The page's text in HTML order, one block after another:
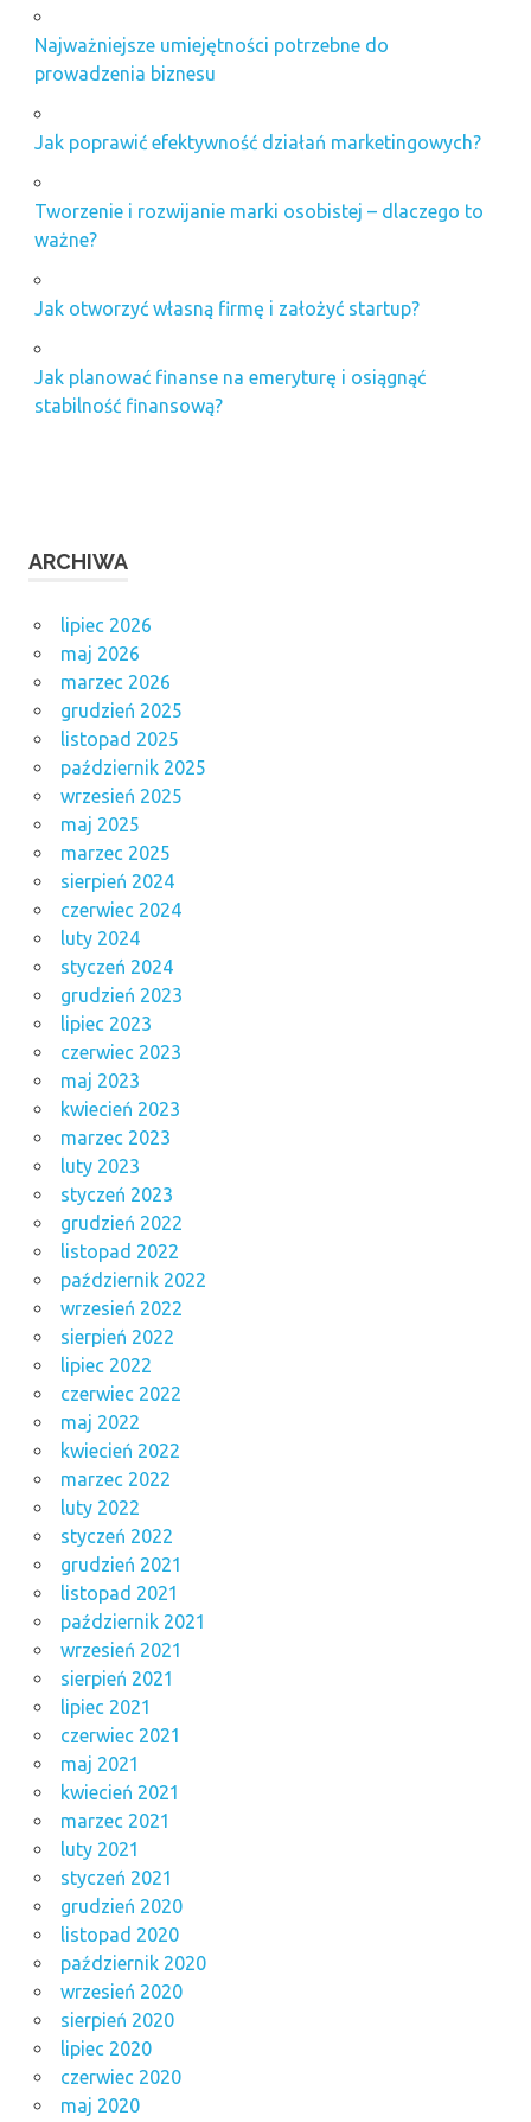
Najważniejsze umiejętności potrzebne do
prowadzenia biznesu
Jak poprawić efektywność działań marketingowych?
Tworzenie i rozwijanie marki osobistej – dlaczego to
ważne?
Jak otworzyć własną firmę i założyć startup?
Jak planować finanse na emeryturę i osiągnąć
stabilność finansową?
ARCHIWA
lipiec 2026
maj 2026
marzec 2026
grudzień 2025
listopad 2025
październik 2025
wrzesień 2025
maj 2025
marzec 2025
sierpień 2024
czerwiec 2024
luty 2024
styczeń 2024
grudzień 2023
lipiec 2023
czerwiec 2023
maj 2023
kwiecień 2023
marzec 2023
luty 2023
styczeń 2023
grudzień 2022
listopad 2022
październik 2022
wrzesień 2022
sierpień 2022
lipiec 2022
czerwiec 2022
maj 2022
kwiecień 2022
marzec 2022
luty 2022
styczeń 2022
grudzień 2021
listopad 2021
październik 2021
wrzesień 2021
sierpień 2021
lipiec 2021
czerwiec 2021
maj 2021
kwiecień 2021
marzec 2021
luty 2021
styczeń 2021
grudzień 2020
listopad 2020
październik 2020
wrzesień 2020
sierpień 2020
lipiec 2020
czerwiec 2020
maj 2020